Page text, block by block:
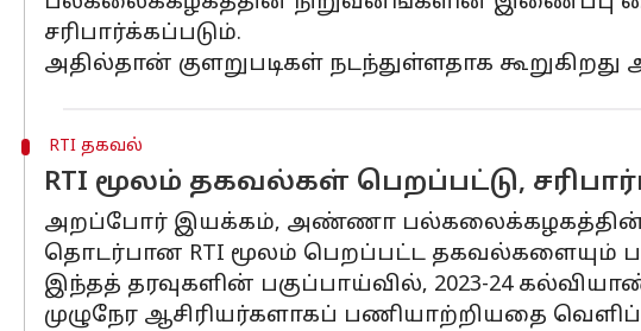
சரிபார்க்கப்படும்.
அதில்தான் குளறுபடிகள் நடந்துள்ளதாக
RTI தகவல்
RTI மூலம் தகவல்கள் பெறப்பட்டு,
அறப்போர் இயக்கம், அண்ணா பல்கலைக்கழகத்தின்
தொடர்பான RTI மூலம் பெறப்பட்ட தகவல்களையும்
இந்தத் தரவுகளின் பகுப்பாய்வில், 2023-24
முழுநேர ஆசிரியர்களாகப் பணியாற்றியதை